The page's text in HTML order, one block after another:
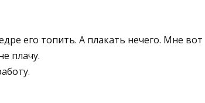
его топить. А плакать нечего. Мне вот
плачу.